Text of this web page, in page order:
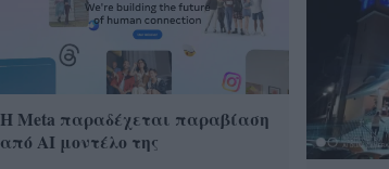
Η Meta παραδέχεται παραβίαση
από AI μοντέλο της